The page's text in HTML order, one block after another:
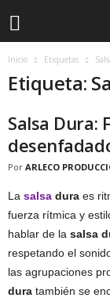
Inicio Etiquetas
Etiqueta:
Salsa Dura:
Por ARLECO
La salsa dura es
fuerza rítmica y
hablar de la salsa
respetando el
las agrupaciones
dura también se